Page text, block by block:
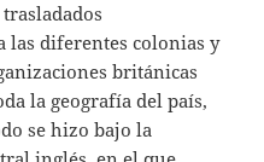
las diferentes colonias y
británicas
la geografía del país,
se hizo bajo la